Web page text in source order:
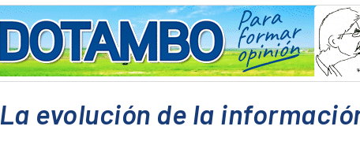
La evolución de la